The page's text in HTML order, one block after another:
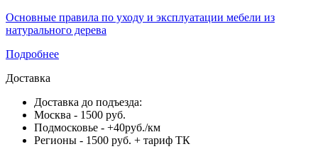
Основные правила по уходу и эксплуатации мебели из
натурального дерева
Подробнее
Доставка
Доставка до подъезда:
Москва - 1500 руб.
Подмосковье - +40руб./км
Регионы - 1500 руб. + тариф ТК